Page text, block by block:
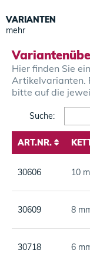
VARIANTEN
mehr
Hier finden Sie
Artikelvarianten.
bitte auf die
Search:
ART.NR.
30606
10
30609 8
30718 6